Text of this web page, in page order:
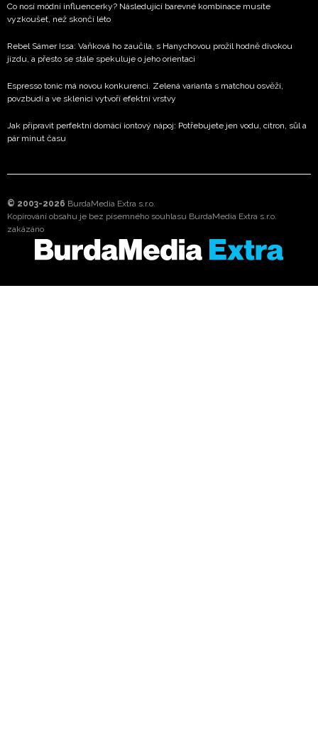
Co nosí módní influencerky? Následující barevné kombinace musíte
vyzkoušet, než skončí léto
Rebel Sámer Issa: Vaňková ho zaučila, s Hanychovou prožil hodně divokou
jízdu, a přesto se stále spekuluje o jeho orientaci
Espresso tonic má novou konkurenci. Zelená varianta s matchou osvěží,
povzbudí a ve sklenici vytvoří efektní vrstvy
Jak připravit perfektní domácí iontový nápoj: Potřebujete jen vodu, citron, sůl a
pár minut času
© 2003-2026 BurdaMedia Extra s.r.o.
Kopírování obsahu je bez písemného souhlasu BurdaMedia Extra s.r.o.
zakázáno